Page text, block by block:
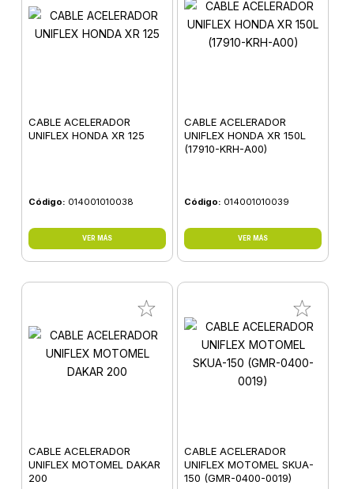
CABLE ACELERADOR
UNIFLEX HONDA XR 125
Código: 014001010038
VER MÁS
CABLE ACELERADOR
UNIFLEX HONDA XR 150L
(17910-KRH-A00)
Código: 014001010039
VER MÁS
CABLE ACELERADOR
UNIFLEX MOTOMEL DAKAR
200
CABLE ACELERADOR
UNIFLEX MOTOMEL SKUA-
150 (GMR-0400-0019)